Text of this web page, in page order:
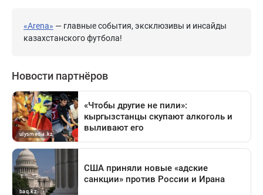
«Arena» — главные события, эксклюзивы и инсайды
казахстанского футбола!